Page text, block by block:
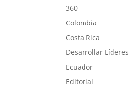
360
Colombia
Costa Rica
Desarrollar Líderes
Ecuador
Editorial